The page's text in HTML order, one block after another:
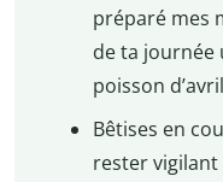
préparé mes
de ta journée
poisson
Bêtises en
rester